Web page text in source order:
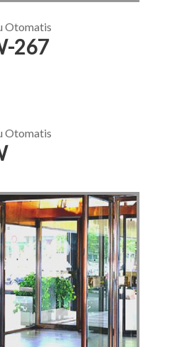
Otomatis
267
Otomatis